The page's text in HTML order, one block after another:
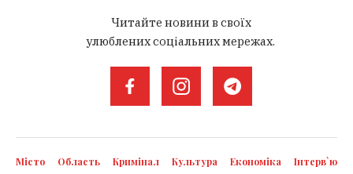
Читайте новини в своїх
улюблених соціальних мережах.
Місто Область Кримінал Культура Економіка Інтерв`ю